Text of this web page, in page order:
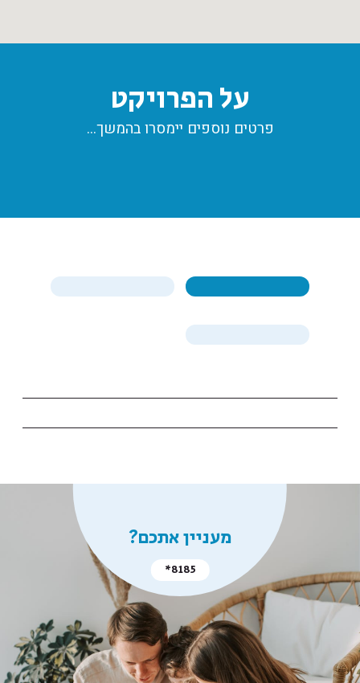
על הפרויקט
פרטים נוספים יימסרו בהמשך…
מעניין אתכם?
*8185